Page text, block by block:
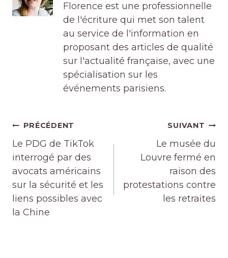
Florence est une professionnelle
de l'écriture qui met son talent
au service de l'information en
proposant des articles de qualité
sur l'actualité française, avec une
spécialisation sur les
événements parisiens.
Navigation
de
l’article
PRÉCÉDENT
Le PDG de TikTok
interrogé par des
avocats américains
sur la sécurité et les
liens possibles avec
la Chine
SUIVANT
Le musée du
Louvre fermé en
raison des
protestations contre
les retraites